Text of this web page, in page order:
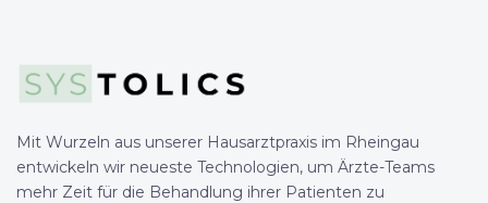
Mit Wurzeln aus unserer Hausarztpraxis im Rheingau
entwickeln wir neueste Technologien, um Ärzte-Teams
mehr Zeit für die Behandlung ihrer Patienten zu